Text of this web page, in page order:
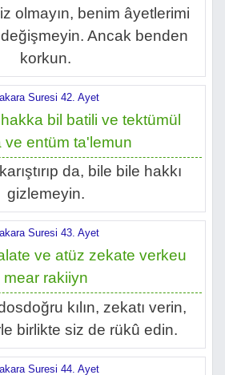
olmayın, benim âyetlerimi
Ancak benden
korkun.
Suresi 42. Ayet
bil batili ve tektümül
ve entüm ta'lemun
da, bile bile hakkı
gizlemeyin.
Suresi 43. Ayet
ve atüz zekate verkeu
mear rakiiyn
kılın, zekatı verin,
birlikte siz de rükû edin.
Suresi 44. Ayet